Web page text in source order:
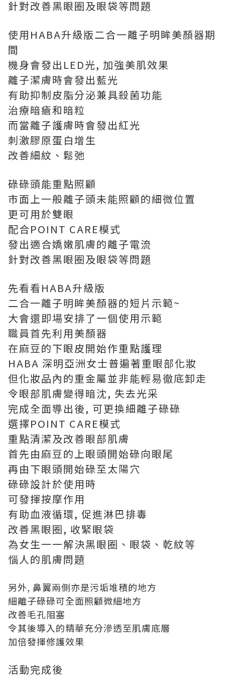
針對改善黑眼圈及眼袋等問題
使用HABA升級版二合一離子明眸美顏器期
間
機身會發出LED光, 加強美肌效果
離子潔膚時會發出藍光
有助抑制皮脂分泌兼具殺菌功能
治療暗瘡和暗粒
而當離子護膚時會發出紅光
刺激膠原蛋白增生
改善細紋、鬆弛
碌碌頭能重點照顧
市面上一般離子頭未能照顧的細微位置
更可用於雙眼
配合POINT CARE模式
發出適合嬌嫩肌膚的離子電流
針對改善黑眼圈及眼袋等問題
先看看HABA升級版
二合一離子明眸美顏器的短片示範~
大會還即場安排了一個使用示範
職員首先利用美顏器
在麻豆的下眼皮開始作重點護理
HABA 深明亞洲女士普遍著重眼部化妝
但化妝品內的重金屬並非能輕易徹底卸走
令眼部肌膚變得暗沈, 失去光采
完成全面導出後, 可更換細離子碌碌
選擇POINT CARE模式
重點清潔及改善眼部肌膚
首先由麻豆的上眼頭開始碌向眼尾
再由下眼頭開始碌至太陽穴
碌碌設計於使用時
可發揮按摩作用
有助血液循環, 促進淋巴排毒
改善黑眼圈, 收緊眼袋
為女生一一解決黑眼圈、眼袋、乾紋等
惱人的肌膚問題
另外, 鼻翼兩側亦是污垢堆積的地方
細離子碌碌可全面照顧微細地方
改善毛孔阻塞
令其後導入的精華充分滲透至肌膚底層
加倍發揮修護效果
活動完成後